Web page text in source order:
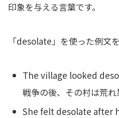
印象を与える言葉です。
「desolate」を使った例文
The village looked
戦争の後、その村は荒れ
She felt desolate after